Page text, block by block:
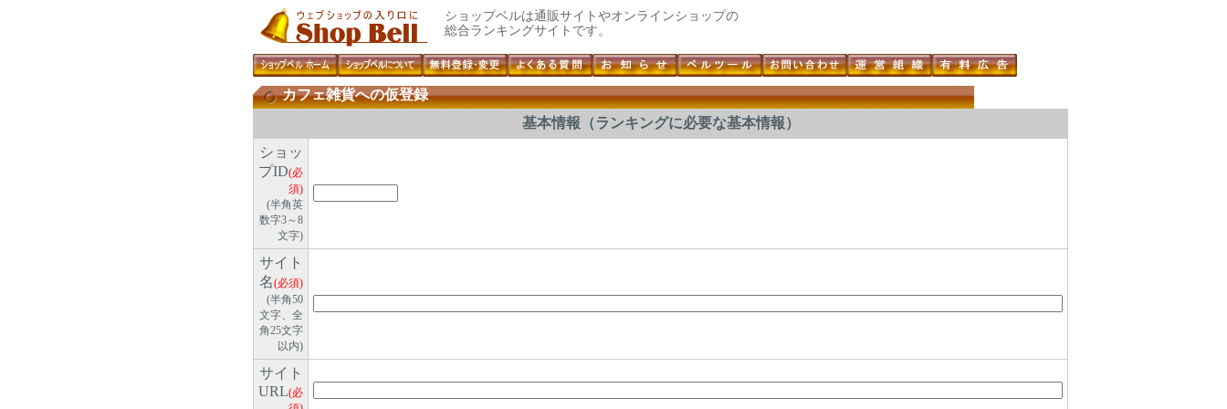
ショップベルは通販サイトやオンラインショップの
総合ランキングサイトです。
カフェ雑貨への仮登録
基本情報（ランキングに必要な基本情報）
ショッ
プID(必
須)
(半角英
数字3～8
文字)
サイト
名(必須)
(半角50
文字、全
角25文字
以内)
サイト
URL(必